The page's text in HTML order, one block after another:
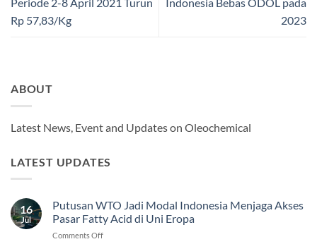
Rp 57,83/Kg
2023
ABOUT
Latest News, Event and Updates on Oleochemical
LATEST UPDATES
16
Jul
Putusan WTO Jadi Modal Indonesia Menjaga Akses
Pasar Fatty Acid di Uni Eropa
Comments Offon